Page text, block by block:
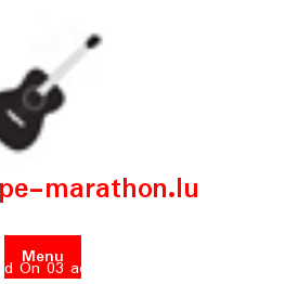
marathon.lu
Menu
On 03 août 2025